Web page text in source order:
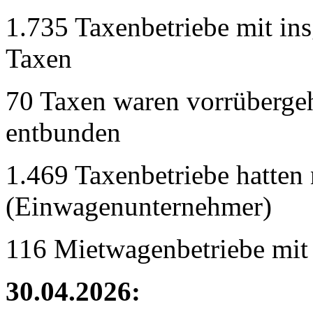
1.735 Taxenbetriebe mit
Taxen
70 Taxen waren
entbunden
1.469 Taxenbetriebe hatten
(Einwagenunternehmer)
116 Mietwagenbetriebe
30.04.2026: